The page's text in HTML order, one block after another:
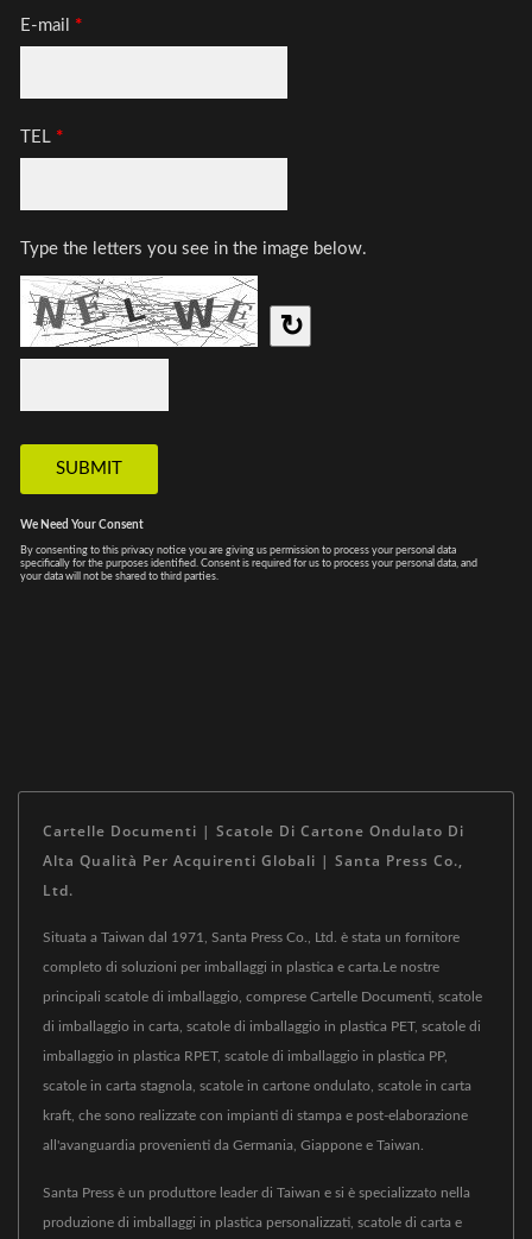
Cartelle Documenti | Scatole Di Cartone Ondulato Di
Alta Qualità Per Acquirenti Globali | Santa Press Co.,
Ltd.
Situata a Taiwan dal 1971, Santa Press Co., Ltd. è stata un fornitore
completo di soluzioni per imballaggi in plastica e carta.Le nostre
principali scatole di imballaggio, comprese Cartelle Documenti, scatole
di imballaggio in carta, scatole di imballaggio in plastica PET, scatole di
imballaggio in plastica RPET, scatole di imballaggio in plastica PP,
scatole in carta stagnola, scatole in cartone ondulato, scatole in carta
kraft, che sono realizzate con impianti di stampa e post-elaborazione
all'avanguardia provenienti da Germania, Giappone e Taiwan.
Santa Press è un produttore leader di Taiwan e si è specializzato nella
produzione di imballaggi in plastica personalizzati, scatole di carta e